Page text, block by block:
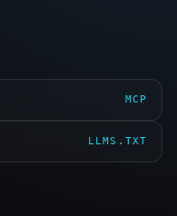
MCP
LLMS.TXT